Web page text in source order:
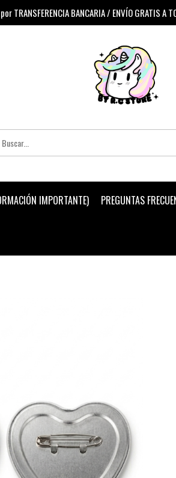
TRANSFERENCIA BANCARIA / ENVÍO GRATIS A
IMPORTANTE) PREGUNTAS